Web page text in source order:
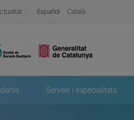
Español Català
Serveis i especialitats